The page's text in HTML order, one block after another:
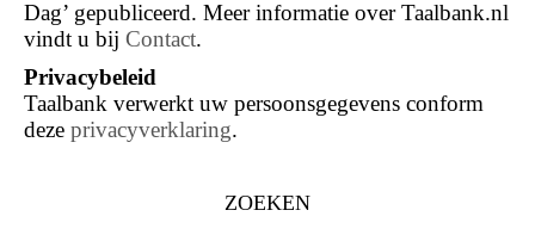
Dag’ gepubliceerd. Meer informatie over Taalbank.nl
vindt u bij Contact.
Privacybeleid
Taalbank verwerkt uw persoonsgegevens conform
deze privacyverklaring.
ZOEKEN